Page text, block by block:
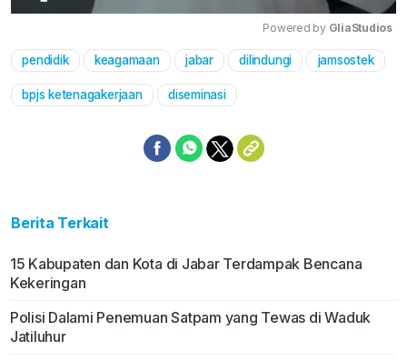
Mute
Powered by GliaStudios
pendidik keagamaan jabar dilindungi jamsostek
bpjs ketenagakerjaan diseminasi
Berita Terkait
15 Kabupaten dan Kota di Jabar Terdampak Bencana
Kekeringan
Polisi Dalami Penemuan Satpam yang Tewas di Waduk
Jatiluhur